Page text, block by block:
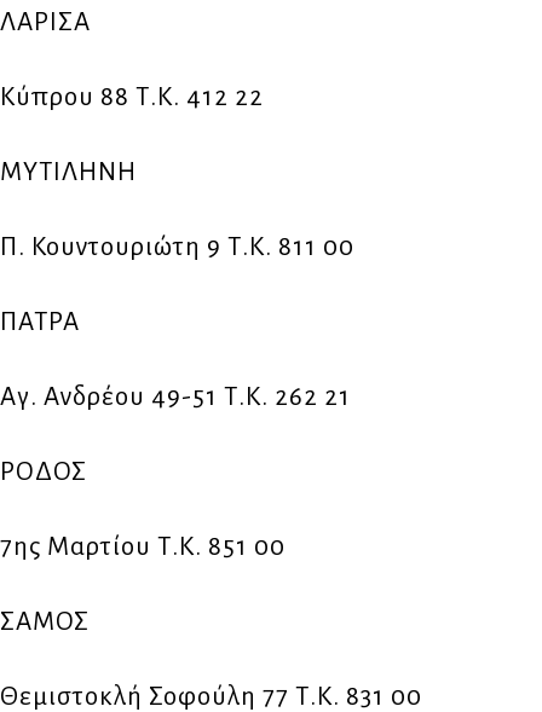
ΛΑΡΙΣΑ
Κύπρου 88 Τ.Κ. 412 22
ΜΥΤΙΛΗΝΗ
Π. Κουντουριώτη 9 Τ.Κ. 811 00
ΠΑΤΡΑ
Αγ. Ανδρέου 49-51 Τ.Κ. 262 21
ΡΟΔΟΣ
7ης Μαρτίου Τ.Κ. 851 00
ΣΑΜΟΣ
Θεμιστοκλή Σοφούλη 77 Τ.Κ. 831 00